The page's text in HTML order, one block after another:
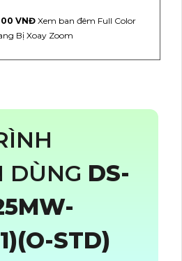
VNĐXem ban đêm Full Color
Bị Xoay Zoom
DÙNG DS-
STD)